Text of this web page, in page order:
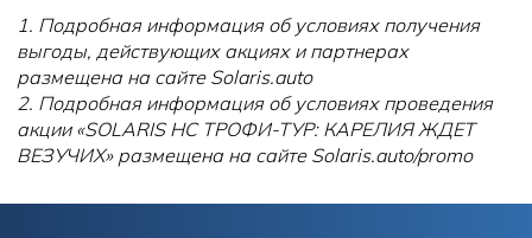
1. Подробная информация об условиях получения
выгоды, действующих акциях и партнерах
размещена на сайте Solaris.auto
2. Подробная информация об условиях проведения
акции «SOLARIS HC ТРОФИ-ТУР: КАРЕЛИЯ ЖДЕТ
ВЕЗУЧИХ» размещена на сайте Solaris.auto/promo